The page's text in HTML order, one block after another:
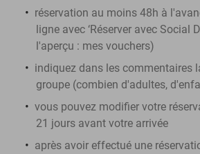
réservation au moins 48h à
ligne avec ‘Réserver avec Social
l'aperçu : mes vouchers)
indiquez dans les commentaires
groupe (combien d'adultes,
vous pouvez modifier votre
21 jours avant votre arrivée
après avoir effectué une